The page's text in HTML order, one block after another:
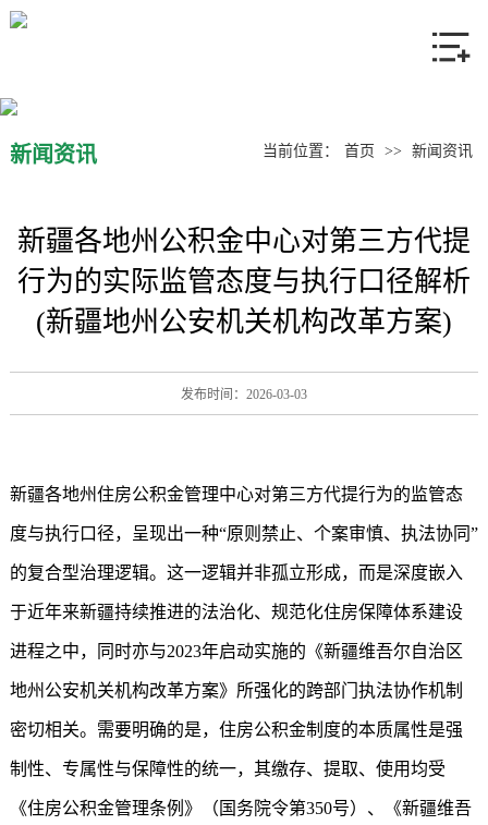
产品中心
联系我们
新闻资讯 当前位置： 首页 >> 新闻资讯
新疆各地州公积金中心对第三方代提
行为的实际监管态度与执行口径解析
(新疆地州公安机关机构改革方案)
发布时间：2026-03-03
新疆各地州住房公积金管理中心对第三方代提行为的监管态
度与执行口径，呈现出一种“原则禁止、个案审慎、执法协同”
的复合型治理逻辑。这一逻辑并非孤立形成，而是深度嵌入
于近年来新疆持续推进的法治化、规范化住房保障体系建设
进程之中，同时亦与2023年启动实施的《新疆维吾尔自治区
地州公安机关机构改革方案》所强化的跨部门执法协作机制
密切相关。需要明确的是，住房公积金制度的本质属性是强
制性、专属性与保障性的统一，其缴存、提取、使用均受
《住房公积金管理条例》（国务院令第350号）、《新疆维吾